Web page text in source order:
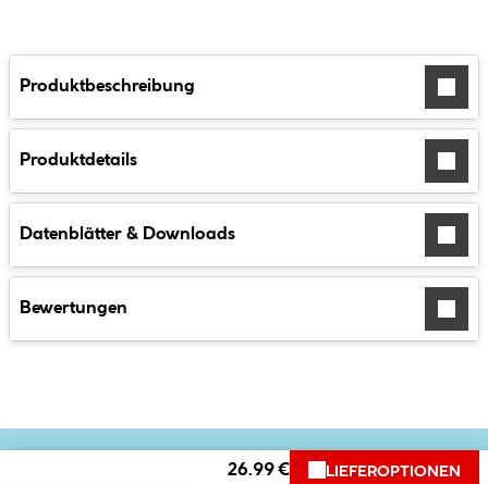
Produktbeschreibung
Produktdetails
Datenblätter & Downloads
Bewertungen
26.99 € LIEFEROPTIONEN